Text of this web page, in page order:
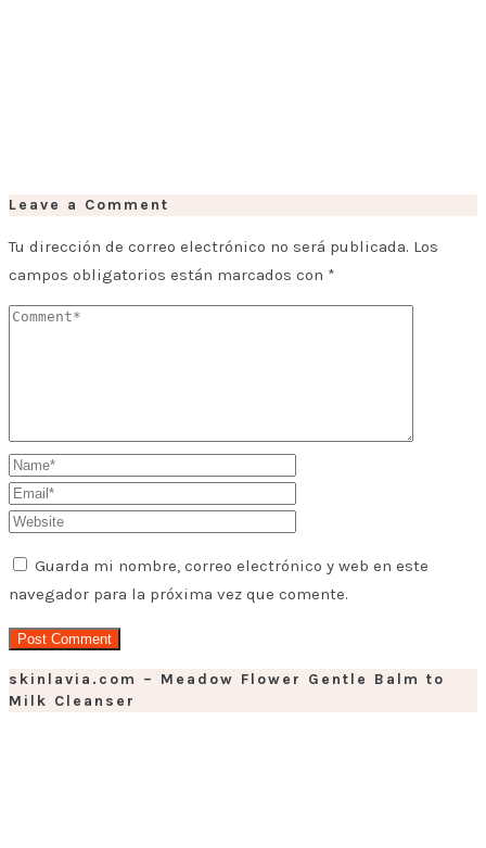
Leave a Comment
Tu dirección de correo electrónico no será publicada. Los
campos obligatorios están marcados con *
Guarda mi nombre, correo electrónico y web en este
navegador para la próxima vez que comente.
skinlavia.com – Meadow Flower Gentle Balm to
Milk Cleanser